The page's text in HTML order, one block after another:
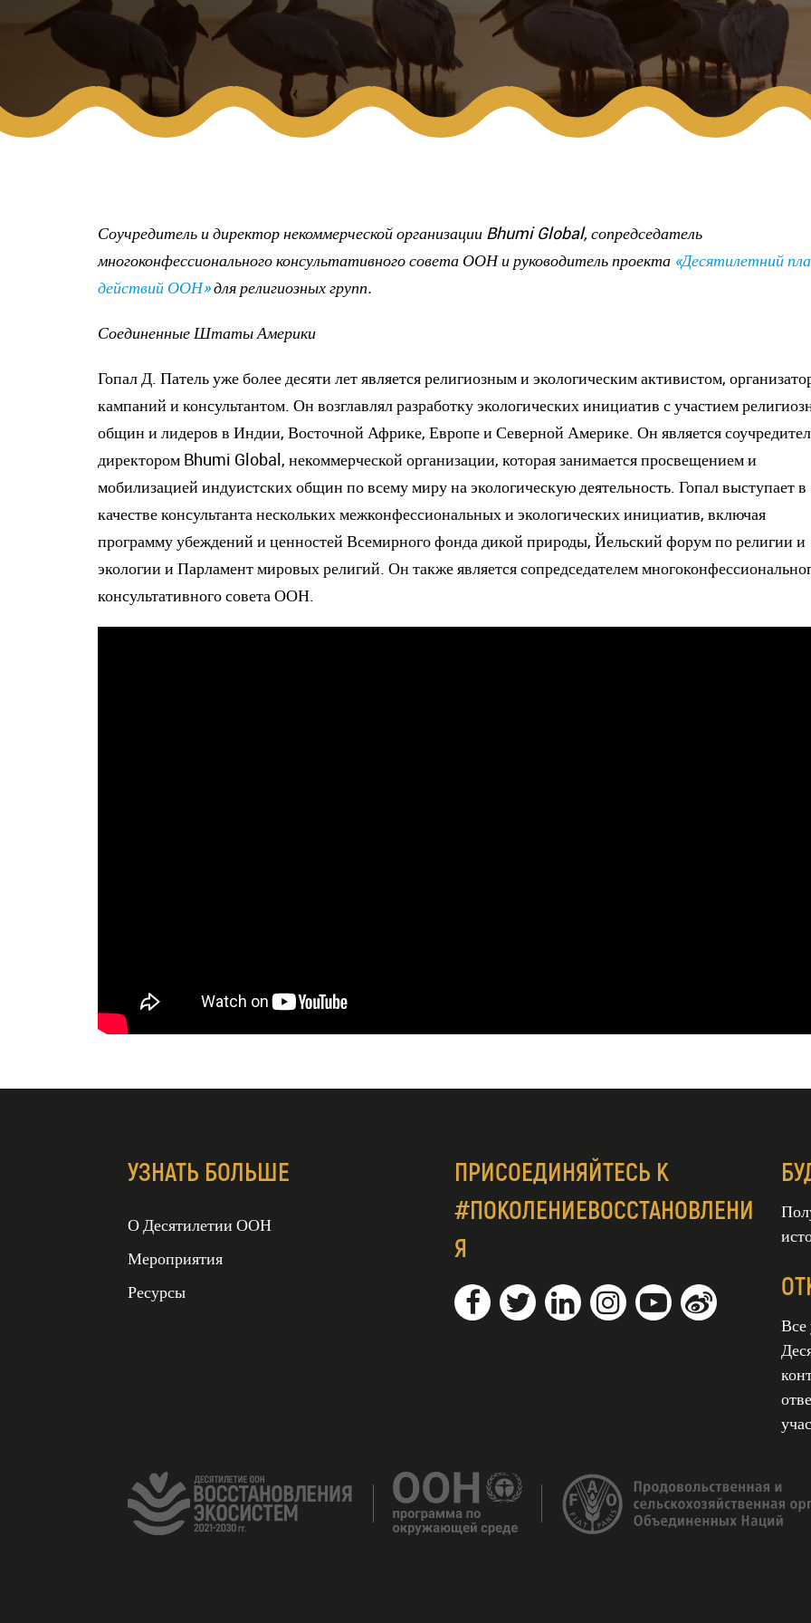
Соучредитель и директор некоммерческой организации Bhumi Global, сопредседатель
многоконфессионального консультативного совета ООН и руководитель проекта «Десятилетний
действий ООН»для религиозных групп.
Соединенные Штаты Америки
Гопал Д. Патель уже более десяти лет является религиозным и экологическим активистом,
кампаний и консультантом. Он возглавлял разработку экологических инициатив с участием
общин и лидеров в Индии, Восточной Африке, Европе и Северной Америке. Он является
директором Bhumi Global, некоммерческой организации, которая занимается просвещением и
мобилизацией индуистских общин по всему миру на экологическую деятельность. Гопал выступает в
качестве консультанта нескольких межконфессиональных и экологических инициатив, включая
программу убеждений и ценностей Всемирного фонда дикой природы, Йельский форум по религии и
экологии и Парламент мировых религий. Он также является сопредседателем
консультативного совета ООН.
УЗНАТЬ БОЛЬШЕ
О Десятилетии ООН
Мероприятия
Ресурсы
ПРИСОЕДИНЯЙТЕСЬ К
#ПОКОЛЕНИЕВОССТАНОВЛЕНИ
Я
Все
ВОССТАНОВЛЕНИЯ
ЭКОСИСТЕМ
ДЕСЯТИЛЕТИЕ ООН